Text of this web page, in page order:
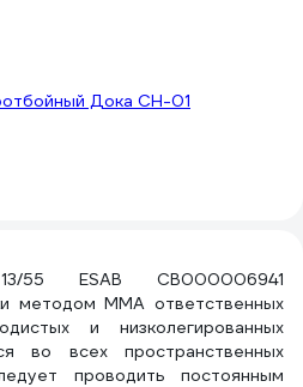
Дока СН-01
55 ESAB СВ000006941
методом MMA ответственных
и низколегированных
во всех пространственных
проводить постоянным